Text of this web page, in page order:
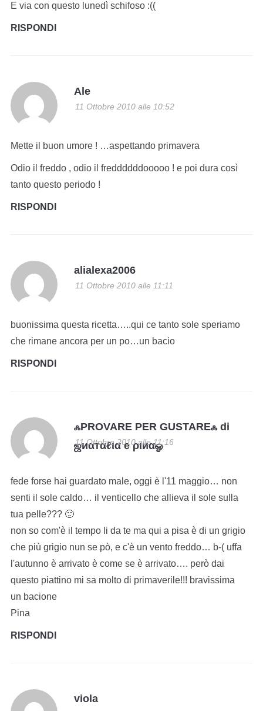
E via con questo lunedì schifoso :((
RISPONDI
Ale
11 Ottobre 2010 alle 10:52
Mette il buon umore ! …aspettando primavera
Odio il freddo , odio il freddddddooooo ! e poi dura così
tanto questo periodo !
RISPONDI
alialexa2006
11 Ottobre 2010 alle 11:11
buonissima questa ricetta…..qui ce tanto sole speriamo
che rimane ancora per un po…un bacio
RISPONDI
ஃPROVARE PER GUSTAREஃ di
ஜиαтαℓια e ριиαஓ
11 Ottobre 2010 alle 11:16
fede forse hai guardato male, oggi è l'11 maggio… non
senti il sole caldo… il venticello che allieva il sole sulla
tua pelle??? 🙂
non so com'è il tempo li da te ma qui a pisa è di un grigio
che più grigio nun se pò, e c'è un vento freddo… b-( uffa
l'autunno è arrivato è come se è arrivato…. però dai
questo piattino mi sa molto di primaverile!!! bravissima
un bacione
Pina
RISPONDI
viola